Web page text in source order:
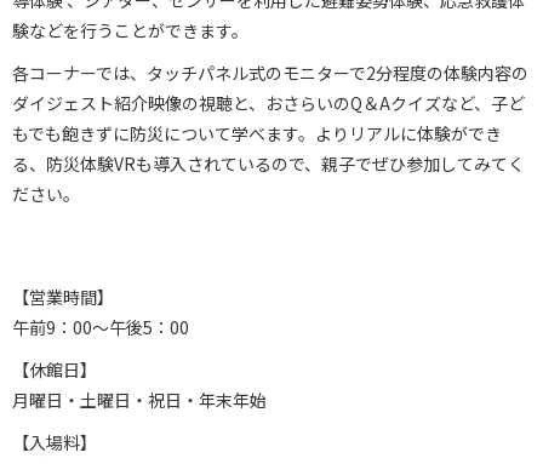
験などを行うことができます。
各コーナーでは、タッチパネル式のモニターで2分程度の体験内容の
ダイジェスト紹介映像の視聴と、おさらいのQ＆Aクイズなど、子ど
もでも飽きずに防災について学べます。よりリアルに体験ができ
る、防災体験VRも導入されているので、親子でぜひ参加してみてく
ださい。
【営業時間】
午前9：00～午後5：00
【休館日】
月曜日・土曜日・祝日・年末年始
【入場料】